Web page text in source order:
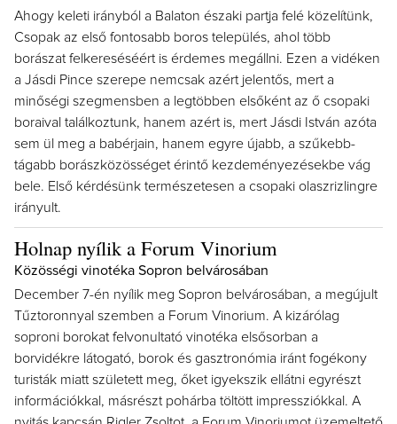
Ahogy keleti irányból a Balaton északi partja felé közelítünk,
Csopak az első fontosabb boros település, ahol több
borászat felkereséséért is érdemes megállni. Ezen a vidéken
a Jásdi Pince szerepe nemcsak azért jelentős, mert a
minőségi szegmensben a legtöbben elsőként az ő csopaki
boraival találkoztunk, hanem azért is, mert Jásdi István azóta
sem ül meg a babérjain, hanem egyre újabb, a szűkebb-
tágabb borászközösséget érintő kezdeményezésekbe vág
bele. Első kérdésünk természetesen a csopaki olaszrizlingre
irányult.
Holnap nyílik a Forum Vinorium
Közösségi vinotéka Sopron belvárosában
December 7-én nyílik meg Sopron belvárosában, a megújult
Tűztoronnyal szemben a Forum Vinorium. A kizárólag
soproni borokat felvonultató vinotéka elsősorban a
borvidékre látogató, borok és gasztronómia iránt fogékony
turisták miatt született meg, őket igyekszik ellátni egyrészt
információkkal, másrészt pohárba töltött impressziókkal. A